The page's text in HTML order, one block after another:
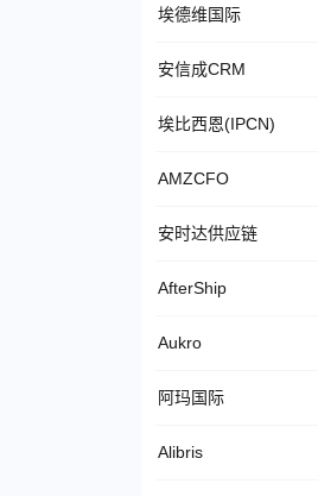
埃德维国际
安信成CRM
埃比西恩(IPCN)
AMZCFO
安时达供应链
AfterShip
Aukro
阿玛国际
Alibris